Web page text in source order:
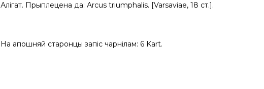
Алігат. Прыплецена да: Arcus triumphalis. [Varsaviae, 18 ст.].
На апошняй старонцы запіс чарнілам: 6 Kart.